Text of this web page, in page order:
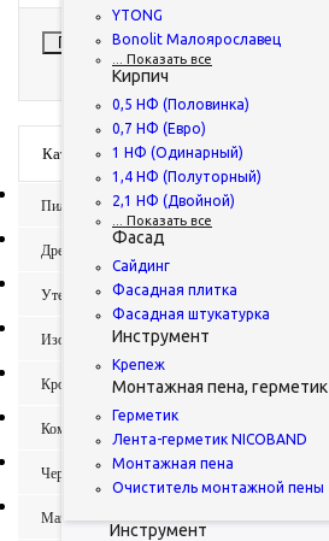
Мастика гидроизоляционная
Мастика для кровли
Праймер битумный
Рулонная гидроизоляция
Газобетонные блоки
Стеновые блоки
U-образные блоки
Bonolit
YTONG
Bonolit Малоярославец
Кирпич
0,5 НФ (Половинка)
0,7 НФ (Евро)
1 НФ (Одинарный)
1,4 НФ (Полуторный)
2,1 НФ (Двойной)
... Показать все
Фасад
Сайдинг
Фасадная плитка
Инструмент
YTONG
Bonolit Малоярославец
... Показать все
Кирпич
0,5 НФ (Половинка)
0,7 НФ (Евро)
1 НФ (Одинарный)
1,4 НФ (Полуторный)
2,1 НФ (Двойной)
... Показать все
Фасад
Сайдинг
Фасадная плитка
Фасадная штукатурка
Инструмент
Крепеж
Монтажная пена, герметик
Герметик
Лента-герметик NICOBAND
Монтажная пена
Очиститель монтажной пены
Показать
Сбросить
Каталог
Пиломатериалы
Древесно-плитные материалы
Утеплитель
Изоляционные пленки
Кровельные материалы
Комплектующие для кровли
Чердачные лестницы
Мансардные окна